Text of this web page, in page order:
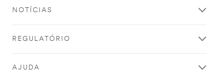
NOTÍCIAS
REGULATÓRIO
AJUDA